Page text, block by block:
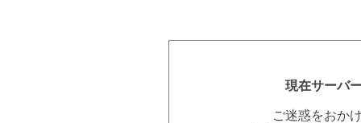
現在サーバ
ご迷惑をおか